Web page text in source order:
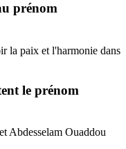
prénom
la paix et l'harmonie dans
le prénom
Abdesselam Ouaddou